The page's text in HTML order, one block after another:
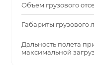
Объем грузового
Габариты грузового
Дальность полета
максимальной